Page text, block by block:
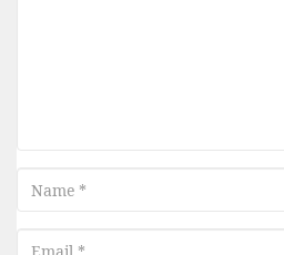
Name
Email